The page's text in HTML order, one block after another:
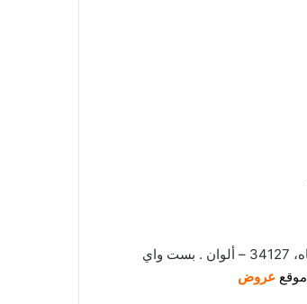
بست واي عوامة سبايدرمان، 56 سم . بست واي كورة بحر – 48 سم . بست واي عوامة ألوان نيون، 91 سم . بست واي حامل للمشروبات في المياه، 34127 – ألوان . بست واي
موقع عروض